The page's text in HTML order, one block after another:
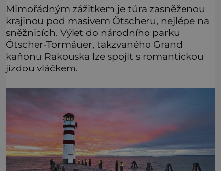
Mimořádným zážitkem je túra zasněženou
krajinou pod masivem Ötscheru, nejlépe na
sněžnicích. Výlet do národního parku
Ötscher-Tormäuer, takzvaného Grand
kaňonu Rakouska lze spojit s romantickou
jízdou vláčkem.